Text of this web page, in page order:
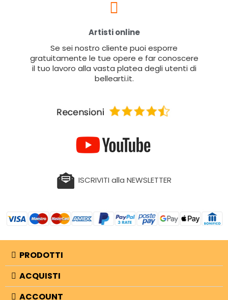
Artisti online
Se sei nostro cliente puoi esporre
gratuitamente le tue opere e far conoscere
il tuo lavoro alla vasta platea degli utenti di
bellearti.it.
ISCRIVITI alla NEWSLETTER
PRODOTTI
ACQUISTI
ACCOUNT